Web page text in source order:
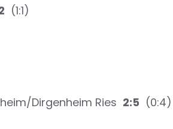
(1:1)
Dirgenheim Ries 2:5 (0:4)